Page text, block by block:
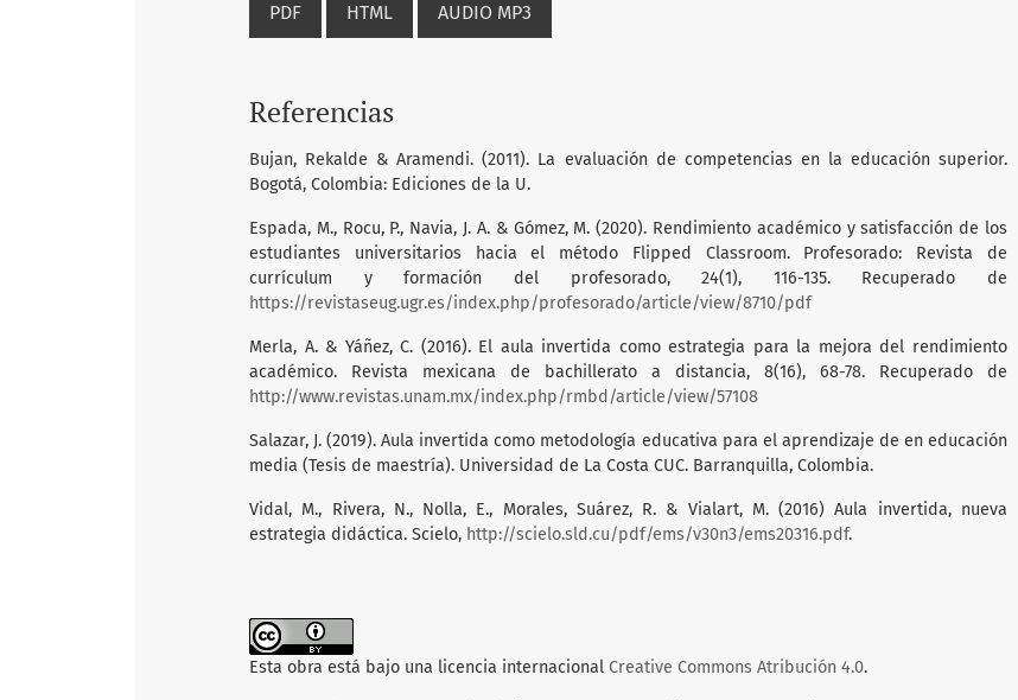
PDF HTML AUDIO MP3
Referencias
Bujan, Rekalde & Aramendi. (2011). La evaluación de competencias en la educación superior.
Bogotá, Colombia: Ediciones de la U.
Espada, M., Rocu, P., Navia, J. A. & Gómez, M. (2020). Rendimiento académico y satisfacción de los
estudiantes universitarios hacia el método Flipped Classroom. Profesorado: Revista de
currículum y formación del profesorado, 24(1), 116-135. Recuperado de
https://revistaseug.ugr.es/index.php/profesorado/article/view/8710/pdf
Merla, A. & Yáñez, C. (2016). El aula invertida como estrategia para la mejora del rendimiento
académico. Revista mexicana de bachillerato a distancia, 8(16), 68-78. Recuperado de
http://www.revistas.unam.mx/index.php/rmbd/article/view/57108
Salazar, J. (2019). Aula invertida como metodología educativa para el aprendizaje de en educación
media (Tesis de maestría). Universidad de La Costa CUC. Barranquilla, Colombia.
Vidal, M., Rivera, N., Nolla, E., Morales, Suárez, R. & Vialart, M. (2016) Aula invertida, nueva
estrategia didáctica. Scielo, http://scielo.sld.cu/pdf/ems/v30n3/ems20316.pdf.
Esta obra está bajo una licencia internacional Creative Commons Atribución 4.0.